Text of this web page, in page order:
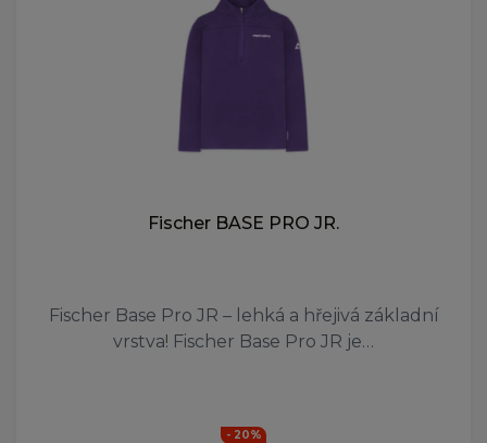
Fischer BASE PRO JR.
Fischer Base Pro JR – lehká a hřejivá základní
vrstva! Fischer Base Pro JR je…
- 20%